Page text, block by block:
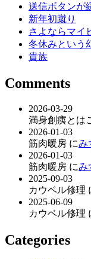
送信ボタンが
新年初蹴り
さよならマイ
冬休みという
貴族
Comments
2026-03-29
満身創痍とは
2026-01-03
筋肉暖房 にみ
2026-01-03
筋肉暖房 にみ
2025-09-03
カウベル修理
2025-06-09
カウベル修理
Categories